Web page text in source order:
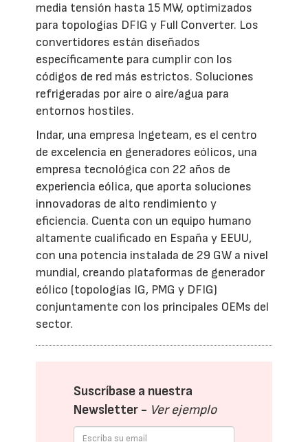
media tensión hasta 15 MW, optimizados
para topologías DFIG y Full Converter. Los
convertidores están diseñados
específicamente para cumplir con los
códigos de red más estrictos. Soluciones
refrigeradas por aire o aire/agua para
entornos hostiles.
Indar, una empresa Ingeteam, es el centro
de excelencia en generadores eólicos, una
empresa tecnológica con 22 años de
experiencia eólica, que aporta soluciones
innovadoras de alto rendimiento y
eficiencia. Cuenta con un equipo humano
altamente cualificado en España y EEUU,
con una potencia instalada de 29 GW a nivel
mundial, creando plataformas de generador
eólico (topologías IG, PMG y DFIG)
conjuntamente con los principales OEMs del
sector.
Suscríbase a nuestra
Newsletter - Ver ejemplo